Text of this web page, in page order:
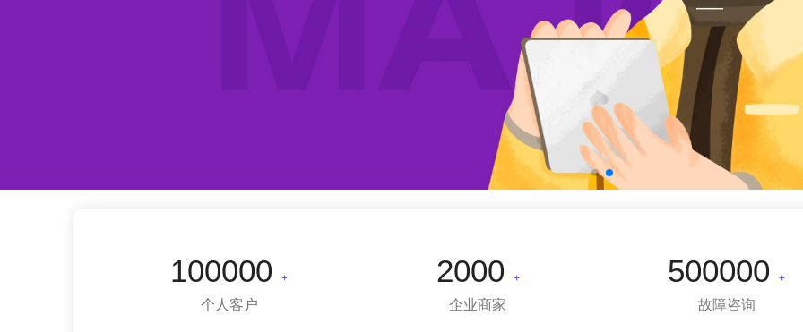
100000+
个人客户
2000 +
企业商家
500000+
故障咨询